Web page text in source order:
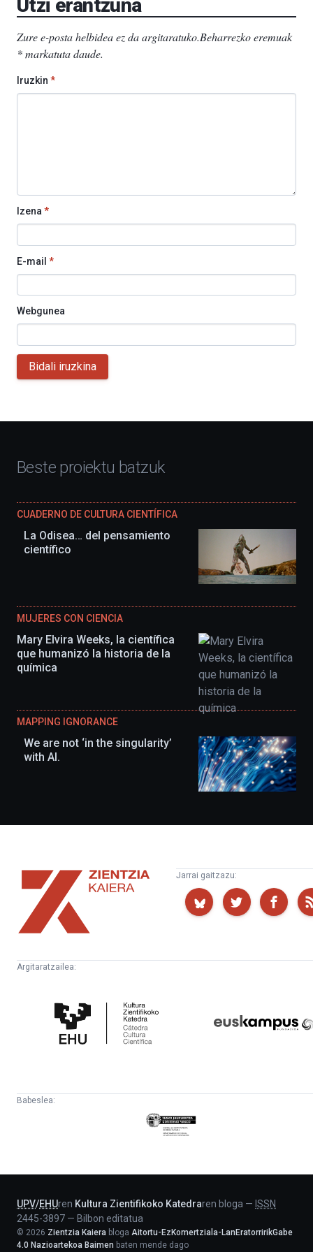
Utzi erantzuna
Zure e-posta helbidea ez da argitaratuko.Beharrezko eremuak
*markatuta daude.
Iruzkin *
Izena*
E-mail *
Webgunea
Bidali iruzkina
Beste proiektu batzuk
CUADERNO DE CULTURA CIENTÍFICA
La Odisea… del pensamiento
científico
MUJERES CON CIENCIA
Mary Elvira Weeks, la científica
que humanizó la historia de la
química
MAPPING IGNORANCE
We are not ‘in the singularity’
with AI.
Zientzia
Kaiera
Jarrai gaitzazu:
Argitaratzailea:
Zientifikoko
Katedra
Babeslea:
Eusko
Jaurlaritza
UPV/EHUren Kultura Zientifikoko Katedraren bloga — ISSN
2445-3897 — Bilbon editatua
© 2026 Zientzia Kaiera bloga Aitortu-EzKomertziala-LanEratorririkGabe
4.0 Nazioartekoa Baimen baten mende dago